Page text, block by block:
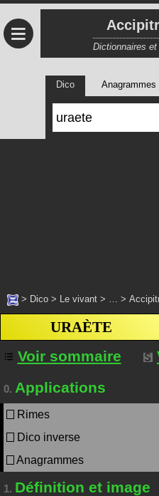
≡ Dictionnaires
Dico Anagrammes
> Dico > Le vivant > … >
URAÈTE
Voir sommaire
0. Applications
Rimes
Dico inverse
Anagrammes
1. Définition et image